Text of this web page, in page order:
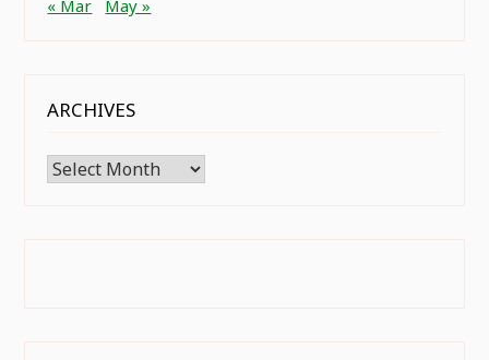
« Mar
May »
ARCHIVES
Archives